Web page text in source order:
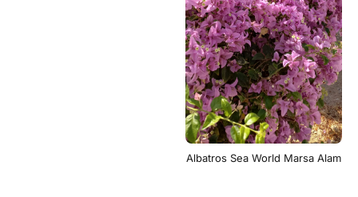
Albatros Sea World Marsa Alam